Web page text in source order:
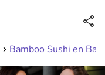
Erreichbar bis 23:00 Uhr
Bamboo Sushi en Bar